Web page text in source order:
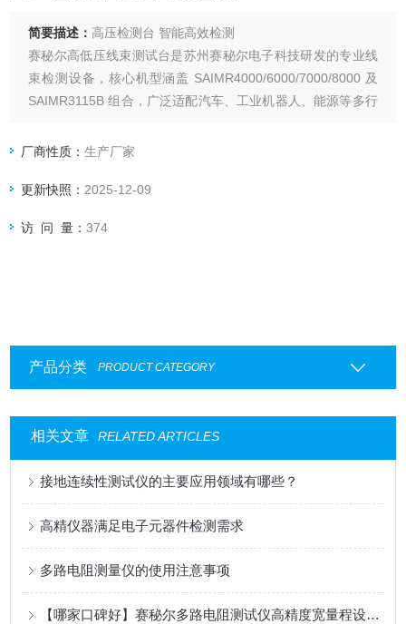
简要描述： 高压检测台 智能高效检测
赛秘尔高低压线束测试台是苏州赛秘尔电子科技研发的专业线
束检测设备，核心机型涵盖 SAIMR4000/6000/7000/8000 及
SAIMR3115B 组合，广泛适配汽车、工业机器人、能源等多行
厂商性质：生产厂家
更新快照： 2025-12-09
访 问 量：374
产品分类 PRODUCT CATEGORY
相关文章 RELATED ARTICLES
接地连续性测试仪的主要应用领域有哪些？
高精仪器满足电子元器件检测需求
多路电阻测量仪的使用注意事项
【哪家口碑好】赛秘尔多路电阻测试仪高精度宽量程设计在自动化产线中的应用